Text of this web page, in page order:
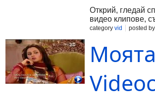
Открий, гледай
видео клипове,
category vid posted by